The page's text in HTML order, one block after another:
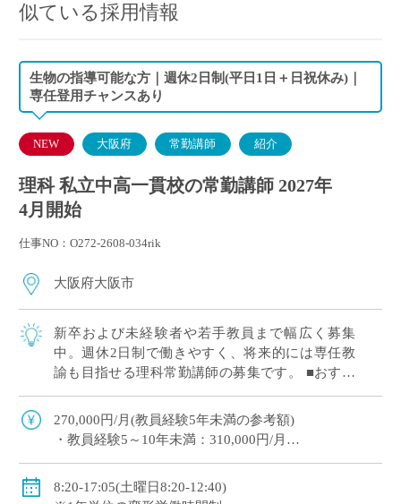
似ている採用情報
生物の指導可能な方｜週休2日制(平日1日＋日祝休み)｜
専任登用チャンスあり
NEW 大阪府 常勤講師 紹介
理科 私立中高一貫校の常勤講師 2027年
4月開始
仕事NO：O272-2608-034rik
大阪府大阪市
新卒および未経験者や若手教員まで幅広く募集
中。週休2日制で働きやすく、将来的には専任教
諭も目指せる理科常勤講師の募集です。 ■おすす
教育への意欲を重視した採用です。 平日1日 […]
270,000円/月(教員経験5年未満の参考額)
・教員経験5～10年未満：310,000円/月
◇手当：各種有
◇賞与：有
8:20-17:05(土曜日8:20-12:40)